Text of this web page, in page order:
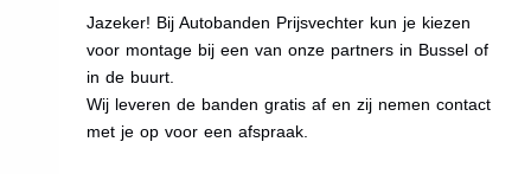
Jazeker! Bij Autobanden Prijsvechter kun je kiezen
voor montage bij een van onze partners in Bussel of
in de buurt.
Wij leveren de banden gratis af en zij nemen contact
met je op voor een afspraak.